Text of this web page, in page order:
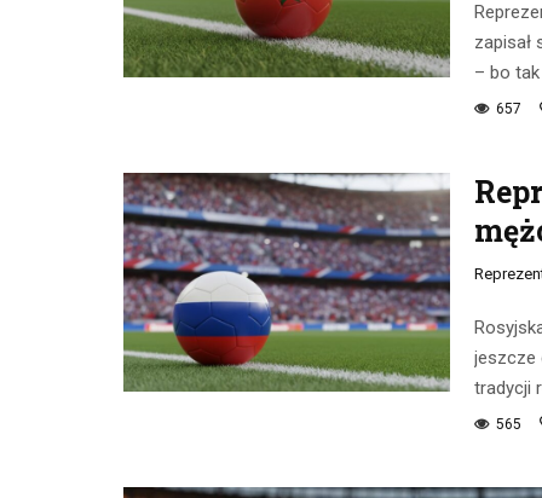
zapisał
– bo
657
jeszcze
tradycji
565